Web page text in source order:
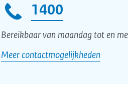
1400
Bereikbaar van maandag tot en
Meer contactmogelijkheden